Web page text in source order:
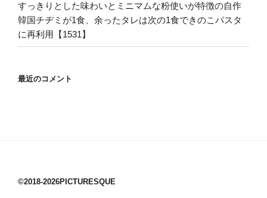
すっきりとした味わいとミニマムな粉使いが特徴の自作
韓国チヂミが1食、余ったタレは次の1食できのこパスタ
に再利用【1531】
最近のコメント
©2018-2026PICTURESQUE